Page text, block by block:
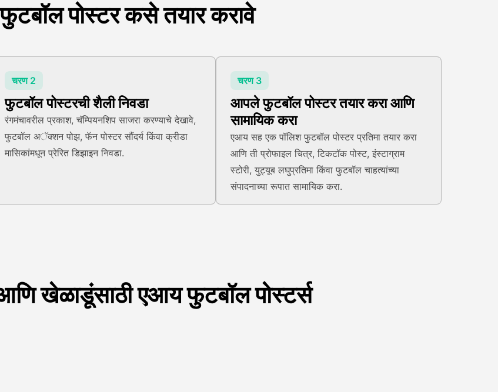
पोस्टर कसे तयार करावे
चरण 2
फुटबॉल पोस्टरची शैली निवडा
रंगमंचावरील प्रकाश, चॅम्पियनशिप साजरा करण्याचे देखावे,
फुटबॉल अॅक्शन पोझ, फॅन पोस्टर सौंदर्य किंवा क्रीडा
मासिकांमधून प्रेरित डिझाइन निवडा.
चरण 3
आपले फुटबॉल पोस्टर तयार करा आणि
सामायिक करा
एआय सह एक पॉलिश फुटबॉल पोस्टर प्रतिमा तयार करा
आणि ती प्रोफाइल चित्र, टिकटॉक पोस्ट, इंस्टाग्राम
स्टोरी, युट्यूब लघुप्रतिमा किंवा फुटबॉल चाहत्यांच्या
संपादनाच्या रूपात सामायिक करा.
आणि खेळाडूंसाठी एआय फुटबॉल पोस्टर्स